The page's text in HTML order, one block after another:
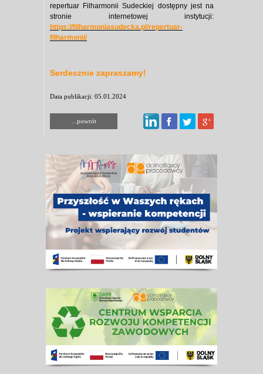
repertuar Filharmonii Sudeckiej dostępny jest na
stronie internetowej instytucji:
https://filharmoniasudecka.pl/repertuar-
filharmonii/
Serdecznie zapraszamy!
Data publikacji: 05.01.2024
...powrót